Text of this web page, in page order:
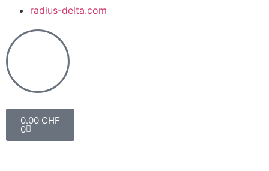
radius-delta.com
0.00 CHF
0